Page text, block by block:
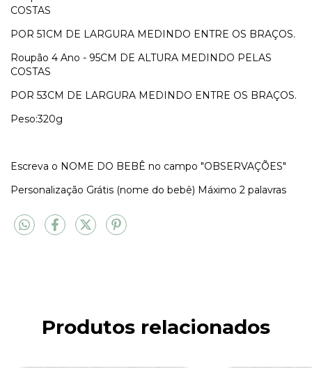
COSTAS
POR 51CM DE LARGURA MEDINDO ENTRE OS BRAÇOS.
Roupão 4 Ano - 95CM DE ALTURA MEDINDO PELAS
COSTAS
POR 53CM DE LARGURA MEDINDO ENTRE OS BRAÇOS.
Peso:320g
Escreva o NOME DO BEBÊ no campo "OBSERVAÇÕES"
Personalização Grátis (nome do bebê) Máximo 2 palavras
Produtos relacionados